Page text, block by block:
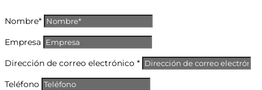
Nombre*
Empresa
Dirección de correo electrónico *
Teléfono